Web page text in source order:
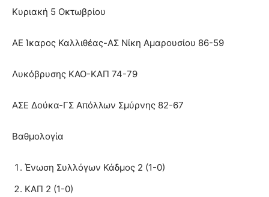
Κυριακή 5 Οκτωβρίου
ΑΕ Ίκαρος Καλλιθέας-ΑΣ Νίκη Αμαρουσίου 86-59
Λυκόβρυσης ΚΑΟ-ΚΑΠ 74-79
ΑΣΕ Δούκα-ΓΣ Απόλλων Σμύρνης 82-67
Βαθμολογία
Ένωση Συλλόγων Κάδμος 2 (1-0)
ΚΑΠ 2 (1-0)